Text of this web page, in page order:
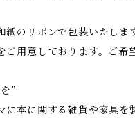
紙のリボンで包装いたしま
ご用意しております。ご希
”
に本に関する雑貨や家具を